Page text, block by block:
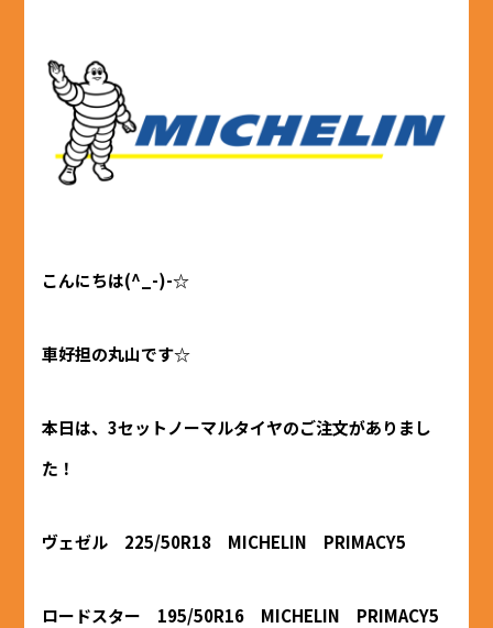
こんにちは(^_-)-☆
車好担の丸山です☆
本日は、3セットノーマルタイヤのご注文がありまし
た！
ヴェゼル 225/50R18 MICHELIN PRIMACY5
ロードスター 195/50R16 MICHELIN PRIMACY5